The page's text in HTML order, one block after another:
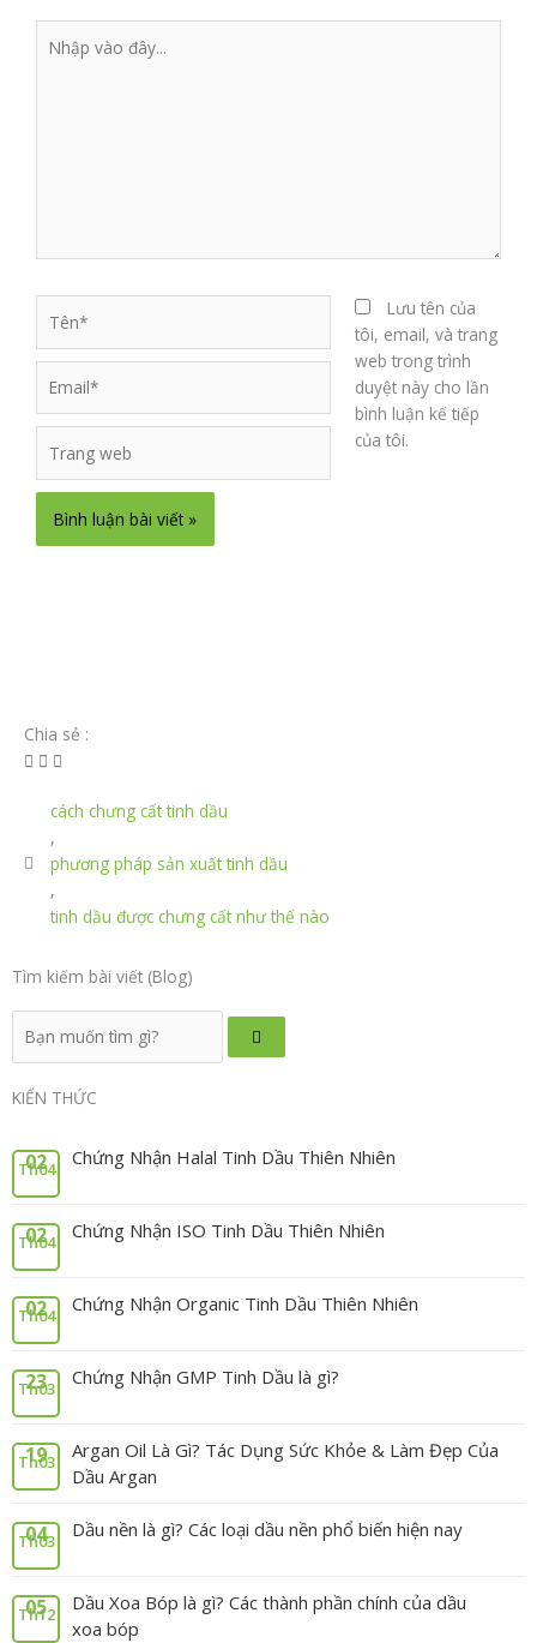
vào
web
Lưu tên của
tôi, email, và trang
web trong trình
duyệt này cho lần
bình luận kế tiếp
của tôi.
Chia sẻ :
cách chưng cất tinh dầu
,
phương pháp sản xuất tinh dầu
,
tinh dầu được chưng cất như thế nào
Tìm kiếm bài viết (Blog)
kiếm
KIẾN THỨC
02
Th04 Chứng Nhận Halal Tinh Dầu Thiên Nhiên
02
Th04 Chứng Nhận ISO Tinh Dầu Thiên Nhiên
02
Th04 Chứng Nhận Organic Tinh Dầu Thiên Nhiên
23
Th03 Chứng Nhận GMP Tinh Dầu là gì?
19
Th03
Argan Oil Là Gì? Tác Dụng Sức Khỏe & Làm Đẹp Của
Dầu Argan
04
Th03 Dầu nền là gì? Các loại dầu nền phổ biến hiện nay
05
Th12
Dầu Xoa Bóp là gì? Các thành phần chính của dầu
xoa bóp